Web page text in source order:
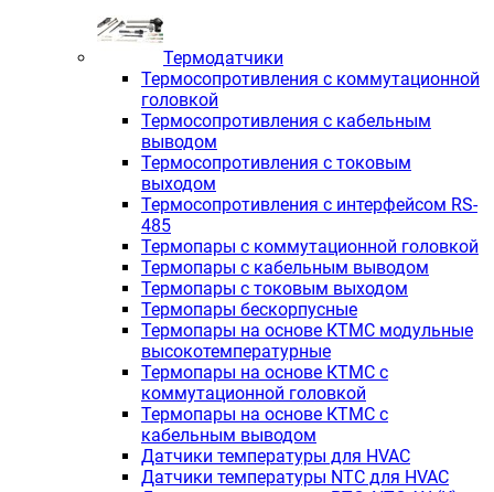
Термодатчики
Термосопротивления с коммутационной
головкой
Термосопротивления с кабельным
выводом
Термосопротивления с токовым
выходом
Термосопротивления с интерфейсом RS-
485
Термопары с коммутационной головкой
Термопары с кабельным выводом
Термопары с токовым выходом
Термопары бескорпусные
Термопары на основе КТМС модульные
высокотемпературные
Термопары на основе КТМС с
коммутационной головкой
Термопары на основе КТМС с
кабельным выводом
Датчики температуры для HVAC
Датчики температуры NTC для HVAC